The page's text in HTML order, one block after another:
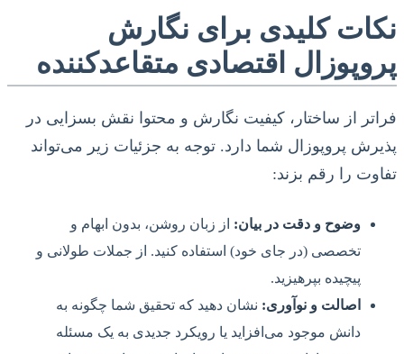
نکات کلیدی برای نگارش
پروپوزال اقتصادی متقاعدکننده
فراتر از ساختار، کیفیت نگارش و محتوا نقش بسزایی در
پذیرش پروپوزال شما دارد. توجه به جزئیات زیر می‌تواند
تفاوت را رقم بزند:
وضوح و دقت در بیان: از زبان روشن، بدون ابهام و
تخصصی (در جای خود) استفاده کنید. از جملات طولانی و
پیچیده بپرهیزید.
اصالت و نوآوری: نشان دهید که تحقیق شما چگونه به
دانش موجود می‌افزاید یا رویکرد جدیدی به یک مسئله